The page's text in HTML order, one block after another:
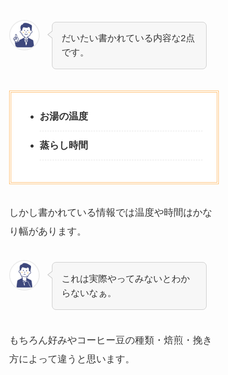
だいたい書かれている内容な2点
です。
お湯の温度
蒸らし時間
しかし書かれている情報では温度や時間はかな
り幅があります。
これは実際やってみないとわか
らないなぁ。
もちろん好みやコーヒー豆の種類・焙煎・挽き
方によって違うと思います。